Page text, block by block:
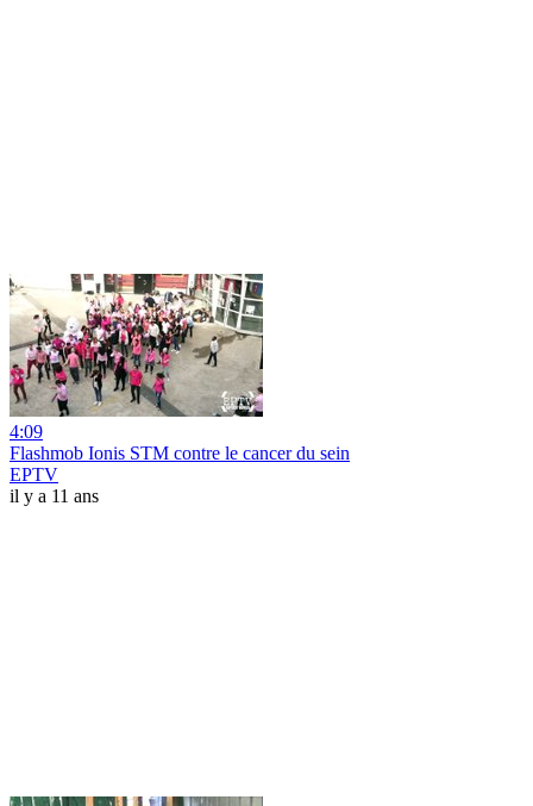
4:09
Flashmob Ionis STM contre le cancer du sein
EPTV
il y a 11 ans